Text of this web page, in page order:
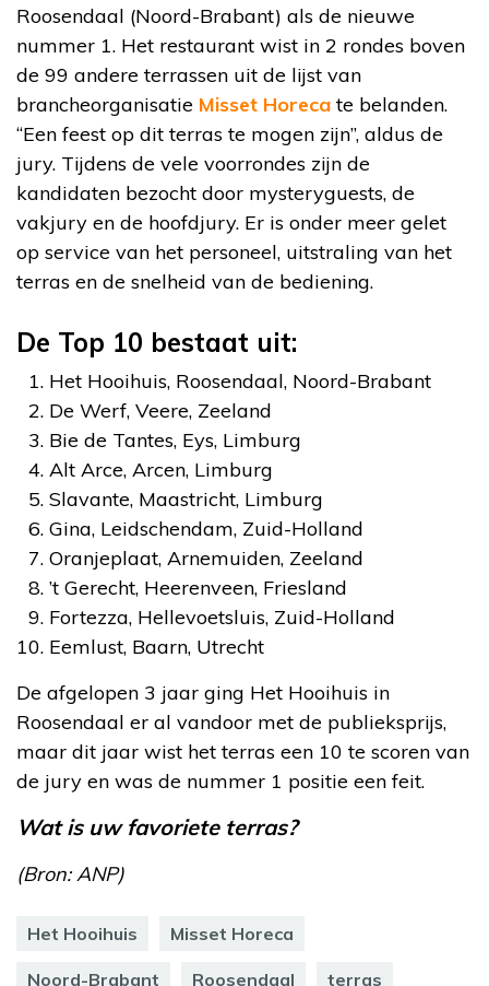
Roosendaal (Noord-Brabant) als de nieuwe
nummer 1. Het restaurant wist in 2 rondes boven
de 99 andere terrassen uit de lijst van
brancheorganisatie Misset Horecate belanden.
“Een feest op dit terras te mogen zijn”, aldus de
jury. Tijdens de vele voorrondes zijn de
kandidaten bezocht door mysteryguests, de
vakjury en de hoofdjury. Er is onder meer gelet
op service van het personeel, uitstraling van het
terras en de snelheid van de bediening.
De Top 10 bestaat uit:
Het Hooihuis, Roosendaal, Noord-Brabant
De Werf, Veere, Zeeland
Bie de Tantes, Eys, Limburg
Alt Arce, Arcen, Limburg
Slavante, Maastricht, Limburg
Gina, Leidschendam, Zuid-Holland
Oranjeplaat, Arnemuiden, Zeeland
’t Gerecht, Heerenveen, Friesland
Fortezza, Hellevoetsluis, Zuid-Holland
Eemlust, Baarn, Utrecht
De afgelopen 3 jaar ging Het Hooihuis in
Roosendaal er al vandoor met de publieksprijs,
maar dit jaar wist het terras een 10 te scoren van
de jury en was de nummer 1 positie een feit.
Wat is uw favoriete terras?
(Bron: ANP)
Het Hooihuis Misset Horeca
Noord-Brabant Roosendaal terras